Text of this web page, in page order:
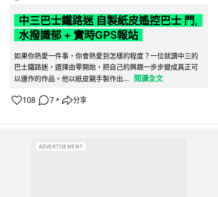
中三巴士鐵路迷 自製紙皮遙控巴士 門,
水撥識郁 + 實時GPS報站
如果你熱愛一件事，你會熱愛到怎樣的程度？一位就讀中三的
巴士鐵路迷，選擇由零開始，把自己的興趣一步步變成真正可
以運作的作品。他以紙皮親手製作出...
閱讀全文
108 7 ↗ 分享
ADVERTISEMENT